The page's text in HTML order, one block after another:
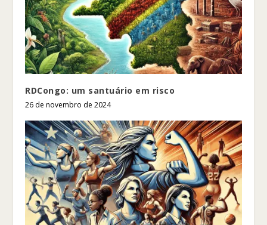
RDCongo: um santuário em risco
26 de novembro de 2024